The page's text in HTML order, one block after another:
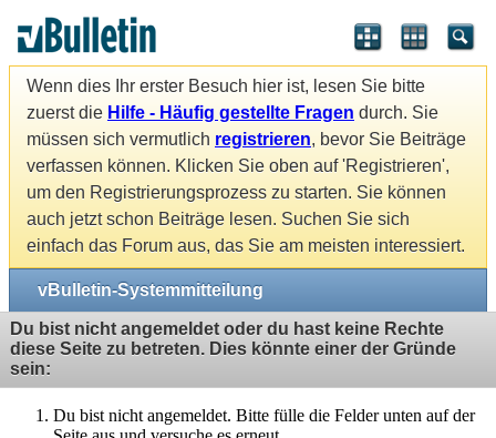
Wenn dies Ihr erster Besuch hier ist, lesen Sie bitte
zuerst die Hilfe - Häufig gestellte Fragen durch. Sie
müssen sich vermutlich registrieren, bevor Sie Beiträge
verfassen können. Klicken Sie oben auf 'Registrieren',
um den Registrierungsprozess zu starten. Sie können
auch jetzt schon Beiträge lesen. Suchen Sie sich
einfach das Forum aus, das Sie am meisten interessiert.
vBulletin-Systemmitteilung
Du bist nicht angemeldet oder du hast keine Rechte
diese Seite zu betreten. Dies könnte einer der Gründe
sein:
Du bist nicht angemeldet. Bitte fülle die Felder unten auf der